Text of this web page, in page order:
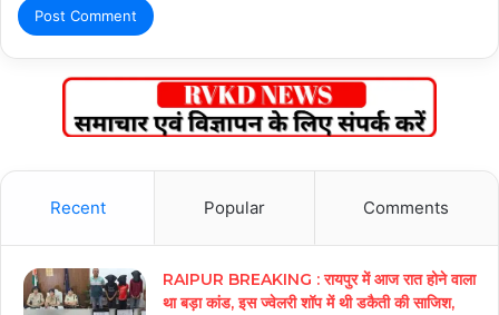
Recent Popular Comments
RAIPUR BREAKING : रायपुर में आज रात होने वाला
था बड़ा कांड, इस ज्वेलरी शॉप में थी डकैती की साजिश,